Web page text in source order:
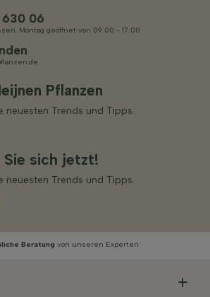
630 06
Montag geöffnet von 09:00 - 17:00
Pflanzen
neuesten Trends und Tipps.
Sie sich jetzt!
neuesten Trends und Tipps.
Experten